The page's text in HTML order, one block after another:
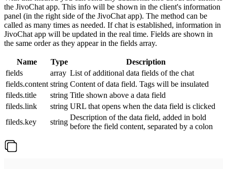
the JivoChat app. This info will be shown in the client's information
panel (in the right side of the JivoChat app). The method can be
called as many times as needed. If chat is established, information in
JivoChat app will be updated in the real time. Fields are shown in
the same order as they appear in the fields array.
Name Type
Description
fields
array List of additional data fields of the chat
fields.content string Content of data field. Tags will be insulated
fileds.title
string Title shown above a data field
fileds.link
string URL that opens when the data field is clicked
fileds.key
string
Description of the data field, added in bold
before the field content, separated by a colon